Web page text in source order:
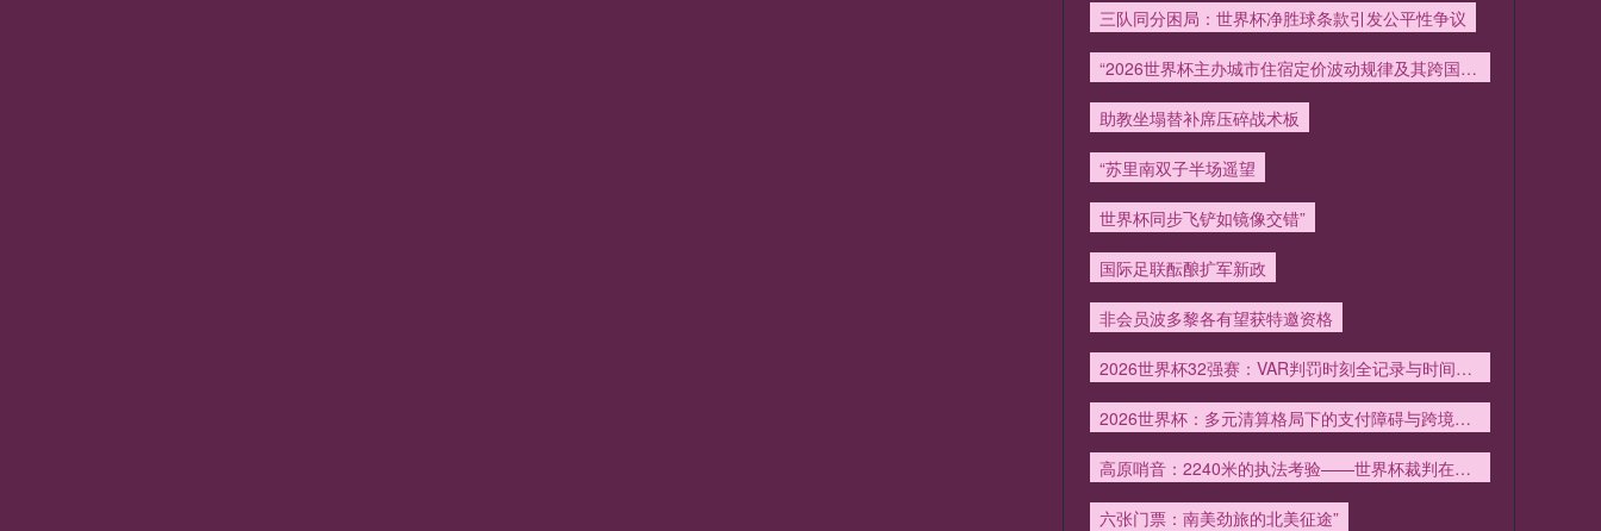
三队同分困局：世界杯净胜球条款引发公平性争议
“2026世界杯主办城市住宿定价波动规律及其跨国传导效应分析”
助教坐塌替补席压碎战术板
“苏里南双子半场遥望
世界杯同步飞铲如镜像交错”
国际足联酝酿扩军新政
非会员波多黎各有望获特邀资格
2026世界杯32强赛：VAR判罚时刻全记录与时间线拆解
2026世界杯：多元清算格局下的支付障碍与跨境协同机制重构
高原哨音：2240米的执法考验——世界杯裁判在极限海拔下的生理与决策
六张门票：南美劲旅的北美征途”